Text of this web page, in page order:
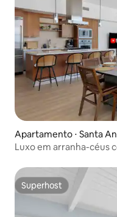
Apartamento ⋅ Santa
Luxo em arranha-céus
Superhost
Superhost